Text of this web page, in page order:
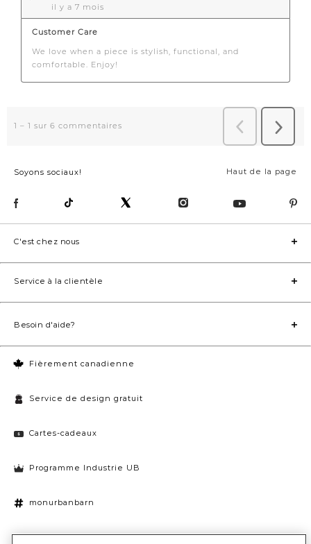
Haut de la page
Soyons sociaux!
Fièrement canadienne
Service de design gratuit
Cartes-cadeaux
Programme Industrie UB
monurbanbarn
Paramètres des témoins
C'est chez nous
Service à la clientèle
Besoin d'aide?